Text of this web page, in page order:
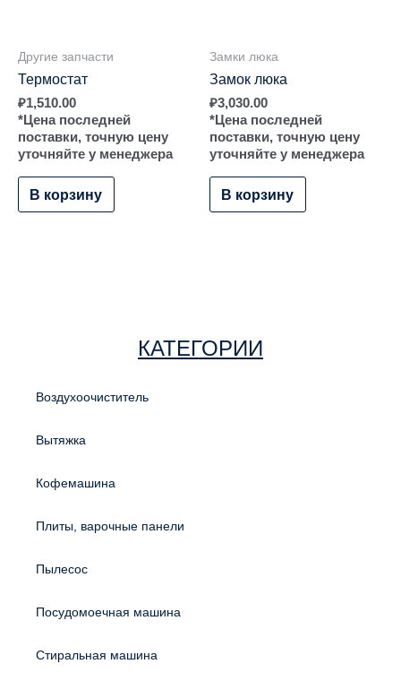
Другие запчасти
Термостат
₽1,510.00
*Цена последней
поставки, точную цену
уточняйте у менеджера
В корзину
Замки люка
Замок люка
₽3,030.00
*Цена последней
поставки, точную цену
уточняйте у менеджера
В корзину
КАТЕГОРИИ
Воздухоочиститель
Вытяжка
Кофемашина
Плиты, варочные панели
Пылесос
Посудомоечная машина
Стиральная машина